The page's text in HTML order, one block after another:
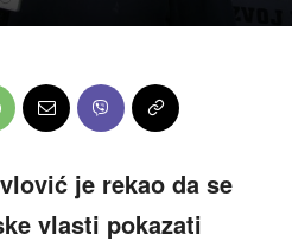
je rekao da se
vlasti pokazati